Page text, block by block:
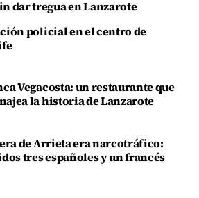
dar tregua en Lanzarote
policial en el centro de
Vegacosta: un restaurante que
la historia de Lanzarote
de Arrieta era narcotráfico:
tres españoles y un francés